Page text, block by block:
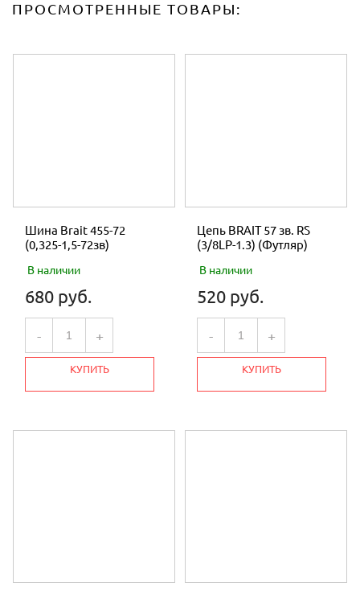
ПРОСМОТРЕННЫЕ ТОВАРЫ:
Шина Brait 455-72
(0,325-1,5-72зв)
В наличии
680 руб.
- +
КУПИТЬ
Цепь BRAIT 57 зв. RS
(3/8LP-1.3) (Футляр)
В наличии
520 руб.
- +
КУПИТЬ